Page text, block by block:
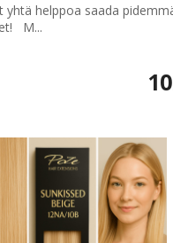
yhtä helppoa saada
M...